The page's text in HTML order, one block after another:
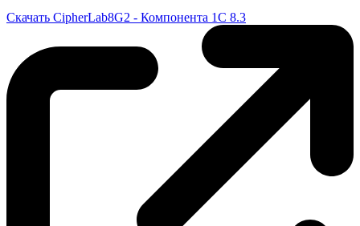
Скачать CipherLab8G2 - Компонента 1С 8.3